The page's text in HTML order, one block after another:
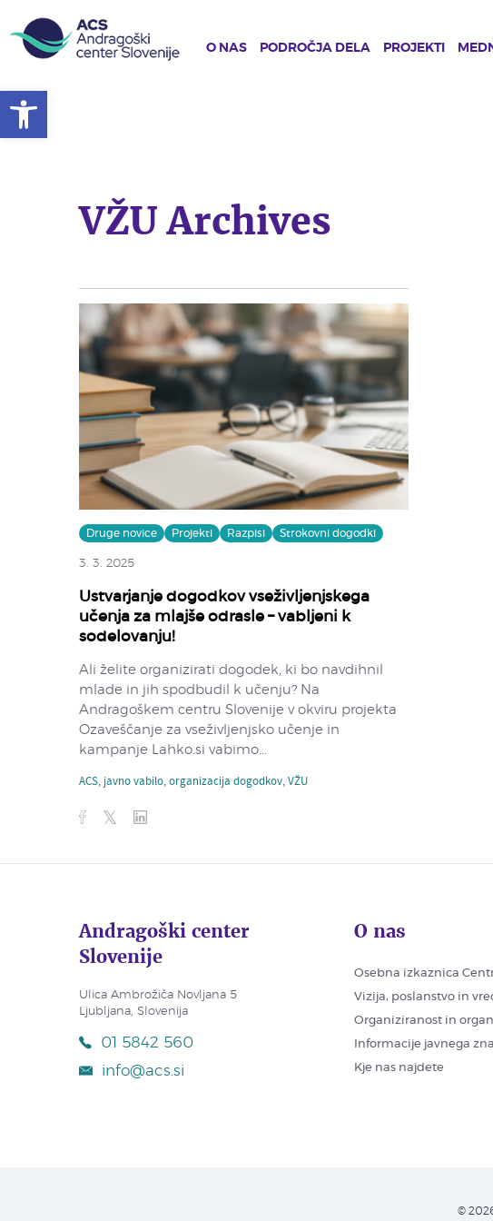
O NAS PODROČJA DELA PROJEKTI
VŽU Archives
Druge novice Projekti Razpisi Strokovni dogodki
3. 3. 2025
Ustvarjanje dogodkov vseživljenjskega
učenja za mlajše odrasle – vabljeni k
sodelovanju!
Ali želite organizirati dogodek, ki bo navdihnil
mlade in jih spodbudil k učenju? Na
Andragoškem centru Slovenije v okviru projekta
Ozaveščanje za vseživljenjsko učenje in
kampanje Lahko.si vabimo...
ACS,javno vabilo,organizacija dogodkov,VŽU
Andragoški center
Slovenije
Ulica Ambrožiča Novljana 5
Ljubljana, Slovenija
01 5842 560
info@acs.si
O nas
Osebna izkaznica
Vizija, poslanstvo in
Organiziranost in
Informacije javnega
Kje nas najdete
©
Open toolbar